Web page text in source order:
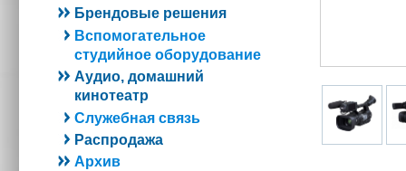
Брендовые решения
Вспомогательное
студийное оборудование
Аудио, домашний
кинотеатр
Служебная связь
Распродажа
Архив